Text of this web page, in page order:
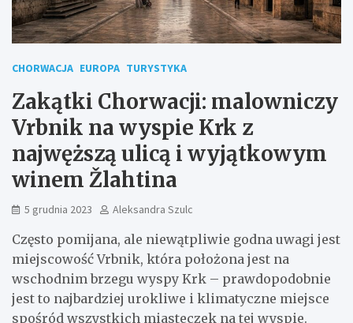
CHORWACJA EUROPA TURYSTYKA
Zakątki Chorwacji: malowniczy
Vrbnik na wyspie Krk z
najwęższą ulicą i wyjątkowym
winem Žlahtina
5 grudnia 2023 Aleksandra Szulc
Często pomijana, ale niewątpliwie godna uwagi jest
miejscowość Vrbnik, która położona jest na
wschodnim brzegu wyspy Krk – prawdopodobnie
jest to najbardziej urokliwe i klimatyczne miejsce
spośród wszystkich miasteczek na tej wyspie.